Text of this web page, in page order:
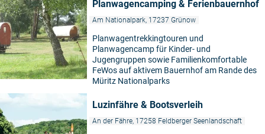
Planwagencamping & Ferienbauernhof
Am Nationalpark, 17237 Grünow
Planwagentrekkingtouren und
Planwagencamp für Kinder- und
Jugengruppen sowie Familienkomfortable
FeWos auf aktivem Bauernhof am Rande des
Müritz Nationalparks
Luzinfähre & Bootsverleih
An der Fähre, 17258 Feldberger Seenlandschaft